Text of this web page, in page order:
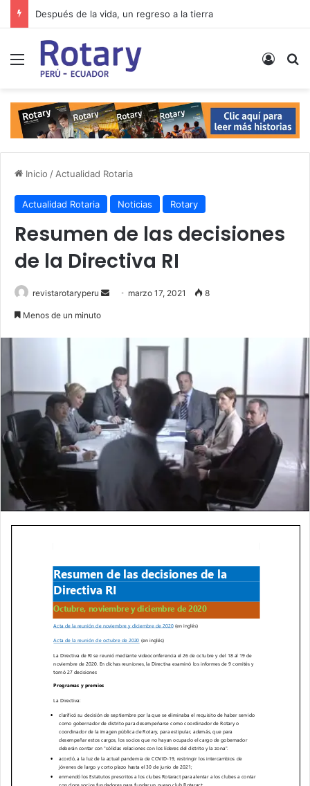
Después de la vida, un regreso a la tierra
Menú
Inicio / Actualidad Rotaria
Actualidad Rotaria Noticias Rotary
Resumen de las decisiones
de la Directiva RI
revistarotaryperu
Send marzo 17, 2021 8
Menos de un minuto